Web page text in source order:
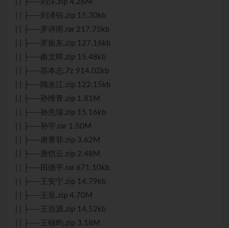
| | ├──刘洋.zip 4.26M
| | ├──刘泽钰.zip 15.30kb
| | ├──罗诗雨.rar 217.75kb
| | ├──罗振东.zip 127.16kb
| | ├──曲文晖.zip 15.48kb
| | ├──苏本志.7z 914.02kb
| | ├──隋永江.zip 122.15kb
| | ├──孙维青.zip 1.81M
| | ├──孙先瑞.zip 15.16kb
| | ├──孙宇.rar 1.50M
| | ├──唐菁菲.zip 3.62M
| | ├──唐恺云.zip 2.48M
| | ├──田德平.rar 671.10kb
| | ├──王安宁.zip 14.79kb
| | ├──王呈.zip 4.70M
| | ├──王浩源.zip 14.52kb
| | ├──王锦昀.zip 3.18M